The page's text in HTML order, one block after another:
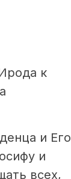
к
и Его
и
всех,